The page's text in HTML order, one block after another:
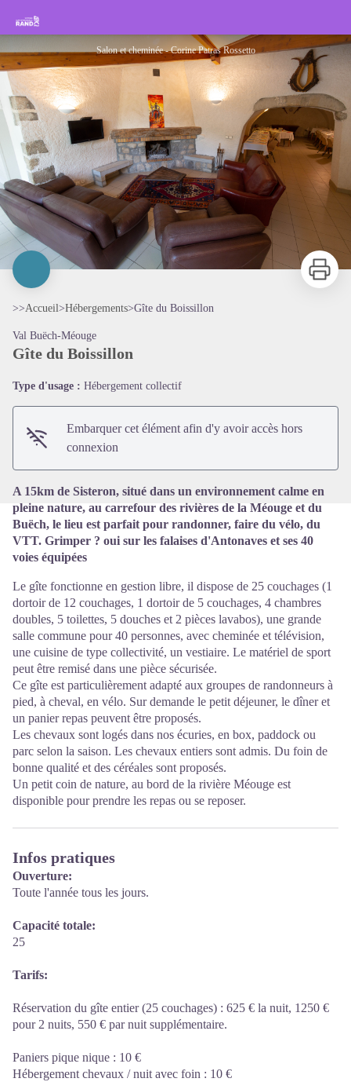
Rando Sisteron Buëch Baronnies Provençales
Salon et cheminée - Corine Patras Rossetto
Imprimer
>>Accueil>Hébergements>Gîte du Boissillon
Val Buëch-Méouge
Gîte du Boissillon
Type d'usage : Hébergement collectif
Embarquer cet élément afin d'y avoir accès hors
connexion
A 15km de Sisteron, situé dans un environnement calme en
pleine nature, au carrefour des rivières de la Méouge et du
Buëch, le lieu est parfait pour randonner, faire du vélo, du
VTT. Grimper ? oui sur les falaises d'Antonaves et ses 40
voies équipées
Le gîte fonctionne en gestion libre, il dispose de 25 couchages (1
dortoir de 12 couchages, 1 dortoir de 5 couchages, 4 chambres
doubles, 5 toilettes, 5 douches et 2 pièces lavabos), une grande
salle commune pour 40 personnes, avec cheminée et télévision,
une cuisine de type collectivité, un vestiaire. Le matériel de sport
peut être remisé dans une pièce sécurisée.
Ce gîte est particulièrement adapté aux groupes de randonneurs à
pied, à cheval, en vélo. Sur demande le petit déjeuner, le dîner et
un panier repas peuvent être proposés.
Les chevaux sont logés dans nos écuries, en box, paddock ou
parc selon la saison. Les chevaux entiers sont admis. Du foin de
bonne qualité et des céréales sont proposés.
Un petit coin de nature, au bord de la rivière Méouge est
disponible pour prendre les repas ou se reposer.
Infos pratiques
Ouverture:
Toute l'année tous les jours.
Capacité totale:
25
Tarifs:
Réservation du gîte entier (25 couchages) : 625 € la nuit, 1250 €
pour 2 nuits, 550 € par nuit supplémentaire.
Paniers pique nique : 10 €
Hébergement chevaux / nuit avec foin : 10 €